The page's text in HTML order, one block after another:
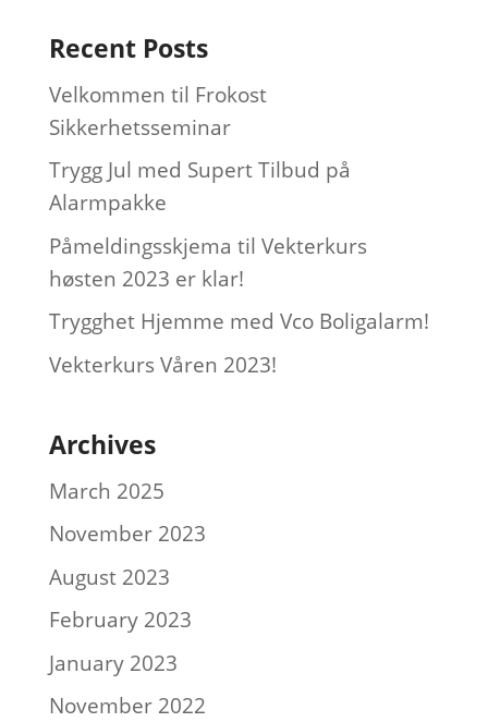
Recent Posts
Velkommen til Frokost
Sikkerhetsseminar
Trygg Jul med Supert Tilbud på
Alarmpakke
Påmeldingsskjema til Vekterkurs
høsten 2023 er klar!
Trygghet Hjemme med Vco Boligalarm!
Vekterkurs Våren 2023!
Archives
March 2025
November 2023
August 2023
February 2023
January 2023
November 2022